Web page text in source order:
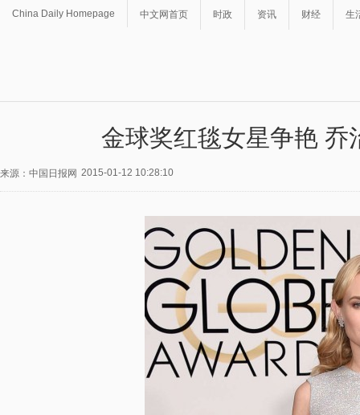
China Daily Homepage 中文网首页 时政 资讯 财经 生
金球奖红毯女星争艳 乔
来源：中国日报网 2015-01-12 10:28:10